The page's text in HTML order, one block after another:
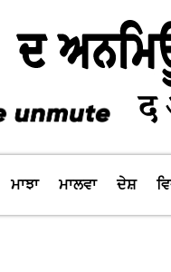
ਮਾਝਾ ਮਾਲਵਾ ਦੇਸ਼